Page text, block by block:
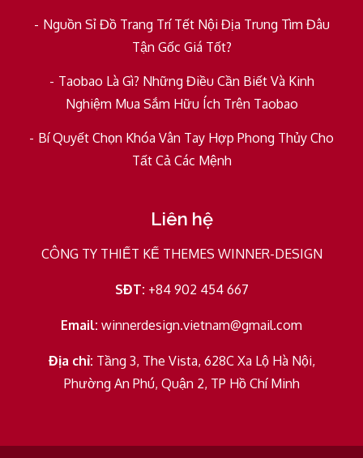
Nguồn Sỉ Đồ Trang Trí Tết Nội Địa Trung Tìm Đâu
Tận Gốc Giá Tốt?
Taobao Là Gì? Những Điều Cần Biết Và Kinh
Nghiệm Mua Sắm Hữu Ích Trên Taobao
Bí Quyết Chọn Khóa Vân Tay Hợp Phong Thủy Cho
Tất Cả Các Mệnh
Liên hệ
CÔNG TY THIẾT KẾ THEMES WINNER-DESIGN
SĐT: +84 902 454 667
Email: winnerdesign.vietnam@gmail.com
Địa chỉ: Tầng 3, The Vista, 628C Xa Lộ Hà Nội,
Phường An Phú, Quận 2, TP Hồ Chí Minh